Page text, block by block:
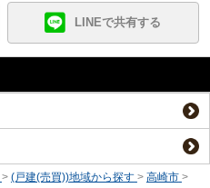
LINEで共有する
> (戸建(売買))地域から探す > 高崎市 >